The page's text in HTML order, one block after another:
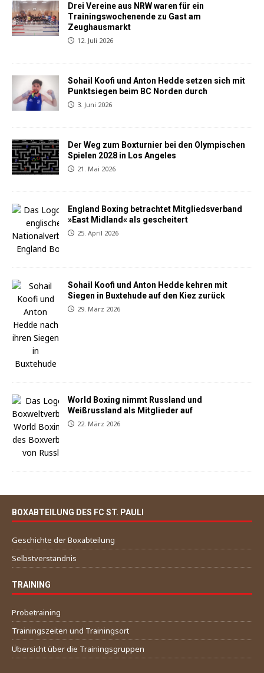
Drei Vereine aus NRW waren für ein
Trainingswochenende zu Gast am
Zeughausmarkt
12. Juli 2026
Sohail Koofi und Anton Hedde setzen sich mit
Punktsiegen beim BC Norden durch
3. Juni 2026
Der Weg zum Boxturnier bei den Olympischen
Spielen 2028 in Los Angeles
21. Mai 2026
England Boxing betrachtet Mitgliedsverband
»East Midland« als gescheitert
25. April 2026
Sohail Koofi und Anton Hedde kehren mit
Siegen in Buxtehude auf den Kiez zurück
29. März 2026
World Boxing nimmt Russland und
Weißrussland als Mitglieder auf
22. März 2026
BOXABTEILUNG DES FC ST. PAULI
Geschichte der Boxabteilung
Selbstverständnis
TRAINING
Probetraining
Trainingszeiten und Trainingsort
Übersicht über die Trainingsgruppen